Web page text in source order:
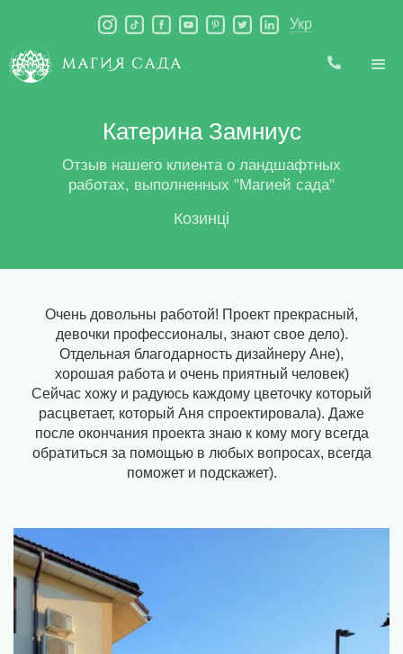
Укр
Катерина Замниус
Отзыв нашего клиента о ландшафтных
работах, выполненных "Магией сада"
Козинці
Очень довольны работой! Проект прекрасный,
девочки профессионалы, знают свое дело).
Отдельная благодарность дизайнеру Ане),
хорошая работа и очень приятный человек)
Сейчас хожу и радуюсь каждому цветочку который
расцветает, который Аня спроектировала). Даже
после окончания проекта знаю к кому могу всегда
обратиться за помощью в любых вопросах, всегда
поможет и подскажет).